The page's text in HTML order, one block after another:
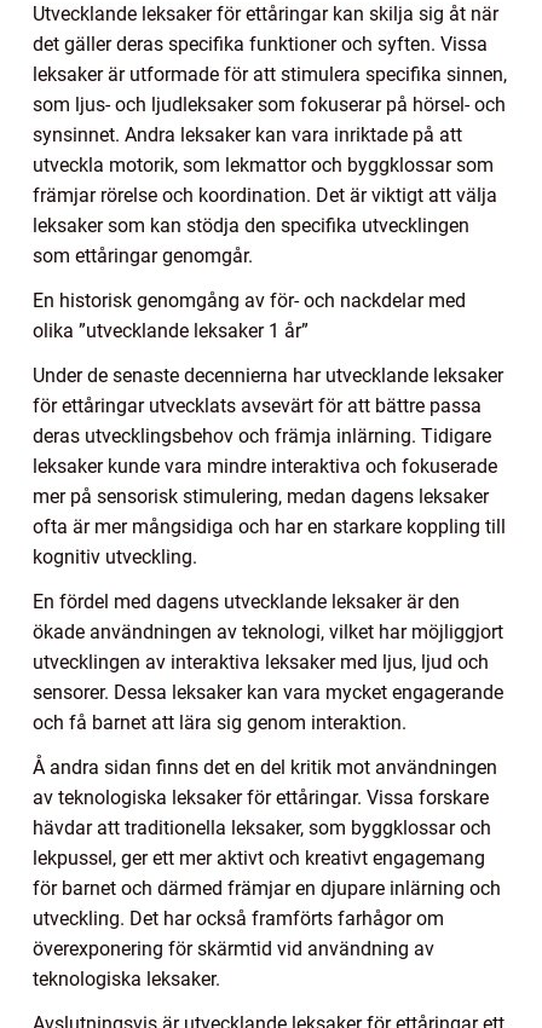
Utvecklande leksaker för ettåringar kan skilja sig åt när
det gäller deras specifika funktioner och syften. Vissa
leksaker är utformade för att stimulera specifika sinnen,
som ljus- och ljudleksaker som fokuserar på hörsel- och
synsinnet. Andra leksaker kan vara inriktade på att
utveckla motorik, som lekmattor och byggklossar som
främjar rörelse och koordination. Det är viktigt att välja
leksaker som kan stödja den specifika utvecklingen
som ettåringar genomgår.
En historisk genomgång av för- och nackdelar med
olika ”utvecklande leksaker 1 år”
Under de senaste decennierna har utvecklande leksaker
för ettåringar utvecklats avsevärt för att bättre passa
deras utvecklingsbehov och främja inlärning. Tidigare
leksaker kunde vara mindre interaktiva och fokuserade
mer på sensorisk stimulering, medan dagens leksaker
ofta är mer mångsidiga och har en starkare koppling till
kognitiv utveckling.
En fördel med dagens utvecklande leksaker är den
ökade användningen av teknologi, vilket har möjliggjort
utvecklingen av interaktiva leksaker med ljus, ljud och
sensorer. Dessa leksaker kan vara mycket engagerande
och få barnet att lära sig genom interaktion.
Å andra sidan finns det en del kritik mot användningen
av teknologiska leksaker för ettåringar. Vissa forskare
hävdar att traditionella leksaker, som byggklossar och
lekpussel, ger ett mer aktivt och kreativt engagemang
för barnet och därmed främjar en djupare inlärning och
utveckling. Det har också framförts farhågor om
överexponering för skärmtid vid användning av
teknologiska leksaker.